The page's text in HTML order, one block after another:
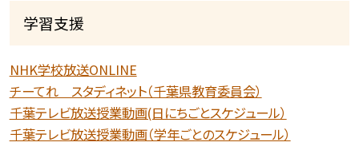
学習支援
NHK学校放送ONLINE
チーてれ スタディネット（千葉県教育委員会）
千葉テレビ放送授業動画(日にちごとスケジュール）
千葉テレビ放送授業動画（学年ごとのスケジュール）